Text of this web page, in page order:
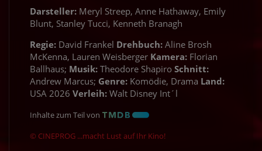
Darsteller: Meryl Streep, Anne Hathaway, Emily
Blunt, Stanley Tucci, Kenneth Branagh
Regie: David Frankel Drehbuch: Aline Brosh
McKenna, Lauren Weisberger Kamera: Florian
Ballhaus; Musik: Theodore Shapiro Schnitt:
Andrew Marcus; Genre: Komödie, Drama Land:
USA 2026 Verleih: Walt Disney Int´l
Inhalte zum Teil von
© CINEPROG ...macht Lust auf Ihr Kino!